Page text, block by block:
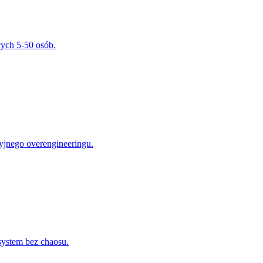
5-50 osób.
overengineeringu.
bez chaosu.